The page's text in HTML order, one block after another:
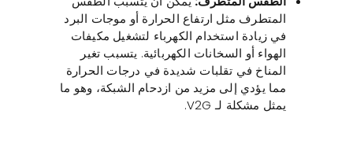
المتطرف مثل ارتفاع الحرارة أو موجات البرد
في زيادة استخدام الكهرباء لتشغيل مكيفات
الهواء أو السخانات الكهربائية. يتسبب تغير
المناخ في تقلبات شديدة في درجات الحرارة
مما يؤدي إلى مزيد من ازدحام الشبكة، وهو ما
يمثل مشكلة لـ V2G.